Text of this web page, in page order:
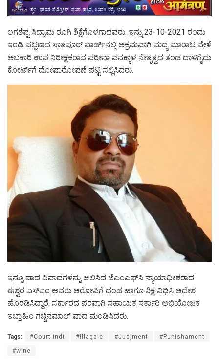
ಲಗಶೆಪ್ಪ ಸಿದ್ರಾಮ ರೂಗಿ ಶಿಕ್ಷೆಗೊಳಗಾದವರು. ಇನ್ನು 23-10-2021 ರಂದು
ಇಂಡಿ ಪಟ್ಟಣದ ಸಾತಪೂರ್ ವಾರ್ಡ್‌ನಲ್ಲಿ ಅಕ್ರಮವಾಗಿ ಮದ್ಯ ಮಾರಾಟ ವೇಳೆ
ಅಬಕಾರಿ ಉಪ ನಿರೀಕ್ಷಕರಾದ ಪರೀನಾ ವನಕ್ಯಾಳ ನೇತೃತ್ವದ ತಂಡ ದಾಳಿಗೈದು
ಕೋರ್ಟ್‌ಗೆ ದೋಷಾರೋಪಣೆ ಪಟ್ಟಿ ಸಲ್ಲಿಸಿದರು.
ಇನ್ನೂ ವಾದ ವಿವಾದಗಳನ್ನು ಆಲಿಸಿದ ಜೆಎಂಎಫ್‌ಸಿ ನ್ಯಾಯಾಧೀಶರಾದ
ಈಶ್ವರ ಎಸ್‌ಎಂ ಅವರು ಆರೋಪಿಗೆ ದಂಡ ಹಾಗೂ ಶಿಕ್ಷೆ ವಿಧಿಸಿ ಆದೇಶ
ಹೊರಡಿಸಿದ್ದಾರೆ. ಸರ್ಕಾರದ ಪರವಾಗಿ ಸಹಾಯಕ ಸರ್ಕಾರಿ ಅಭಿಯೋಜಕ
ಇಬ್ರಾಹಿಂ ಗಚ್ಚಿನಮಾಲ್ ವಾದ ಮಂಡಿಸಿದರು.
Tags: #Court indi #Illagale #Judjment #Punishament
#wine